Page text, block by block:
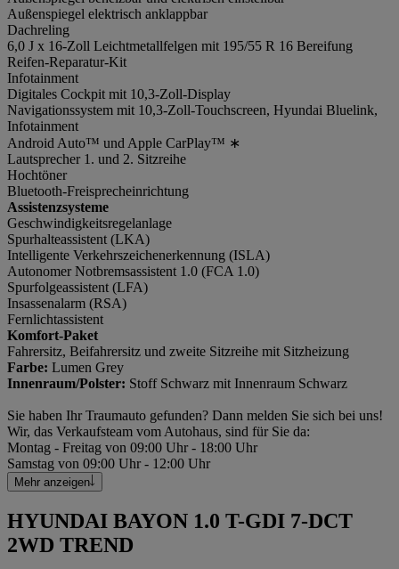
Außenspiegel elektrisch anklappbar
Dachreling
6,0 J x 16-Zoll Leichtmetallfelgen mit 195/55 R 16 Bereifung
Reifen-Reparatur-Kit
Infotainment
Digitales Cockpit mit 10,3-Zoll-Display
Navigationssystem mit 10,3-Zoll-Touchscreen, Hyundai Bluelink,
Infotainment
Android Auto™ und Apple CarPlay™ ∗
Lautsprecher 1. und 2. Sitzreihe
Hochtöner
Bluetooth-Freisprecheinrichtung
Assistenzsysteme
Geschwindigkeitsregelanlage
Spurhalteassistent (LKA)
Intelligente Verkehrszeichenerkennung (ISLA)
Autonomer Notbremsassistent 1.0 (FCA 1.0)
Spurfolgeassistent (LFA)
Insassenalarm (RSA)
Fernlichtassistent
Komfort-Paket
Fahrersitz, Beifahrersitz und zweite Sitzreihe mit Sitzheizung
Farbe: Lumen Grey
Innenraum/Polster: Stoff Schwarz mit Innenraum Schwarz
Sie haben Ihr Traumauto gefunden? Dann melden Sie sich bei uns!
Wir, das Verkaufsteam vom Autohaus, sind für Sie da:
Montag - Freitag von 09:00 Uhr - 18:00 Uhr
Samstag von 09:00 Uhr - 12:00 Uhr
Mehr anzeigen
HYUNDAI BAYON 1.0 T-GDI 7-DCT
2WD TREND